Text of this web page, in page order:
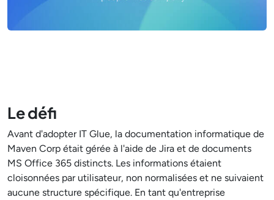
Le défi
Avant d'adopter IT Glue, la documentation informatique de
Maven Corp était gérée à l'aide de Jira et de documents
MS Office 365 distincts. Les informations étaient
cloisonnées par utilisateur, non normalisées et ne suivaient
aucune structure spécifique. En tant qu'entreprise